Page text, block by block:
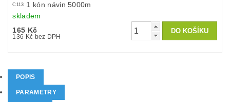
C113 1 kón návin 5000m
skladem
165 Kč
136 Kč bez DPH
POPIS
PARAMETRY